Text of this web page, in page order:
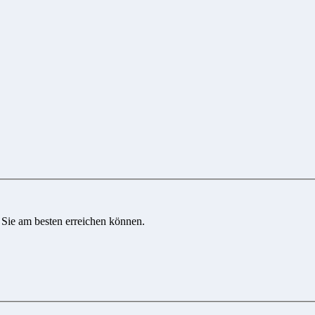
am besten erreichen können.